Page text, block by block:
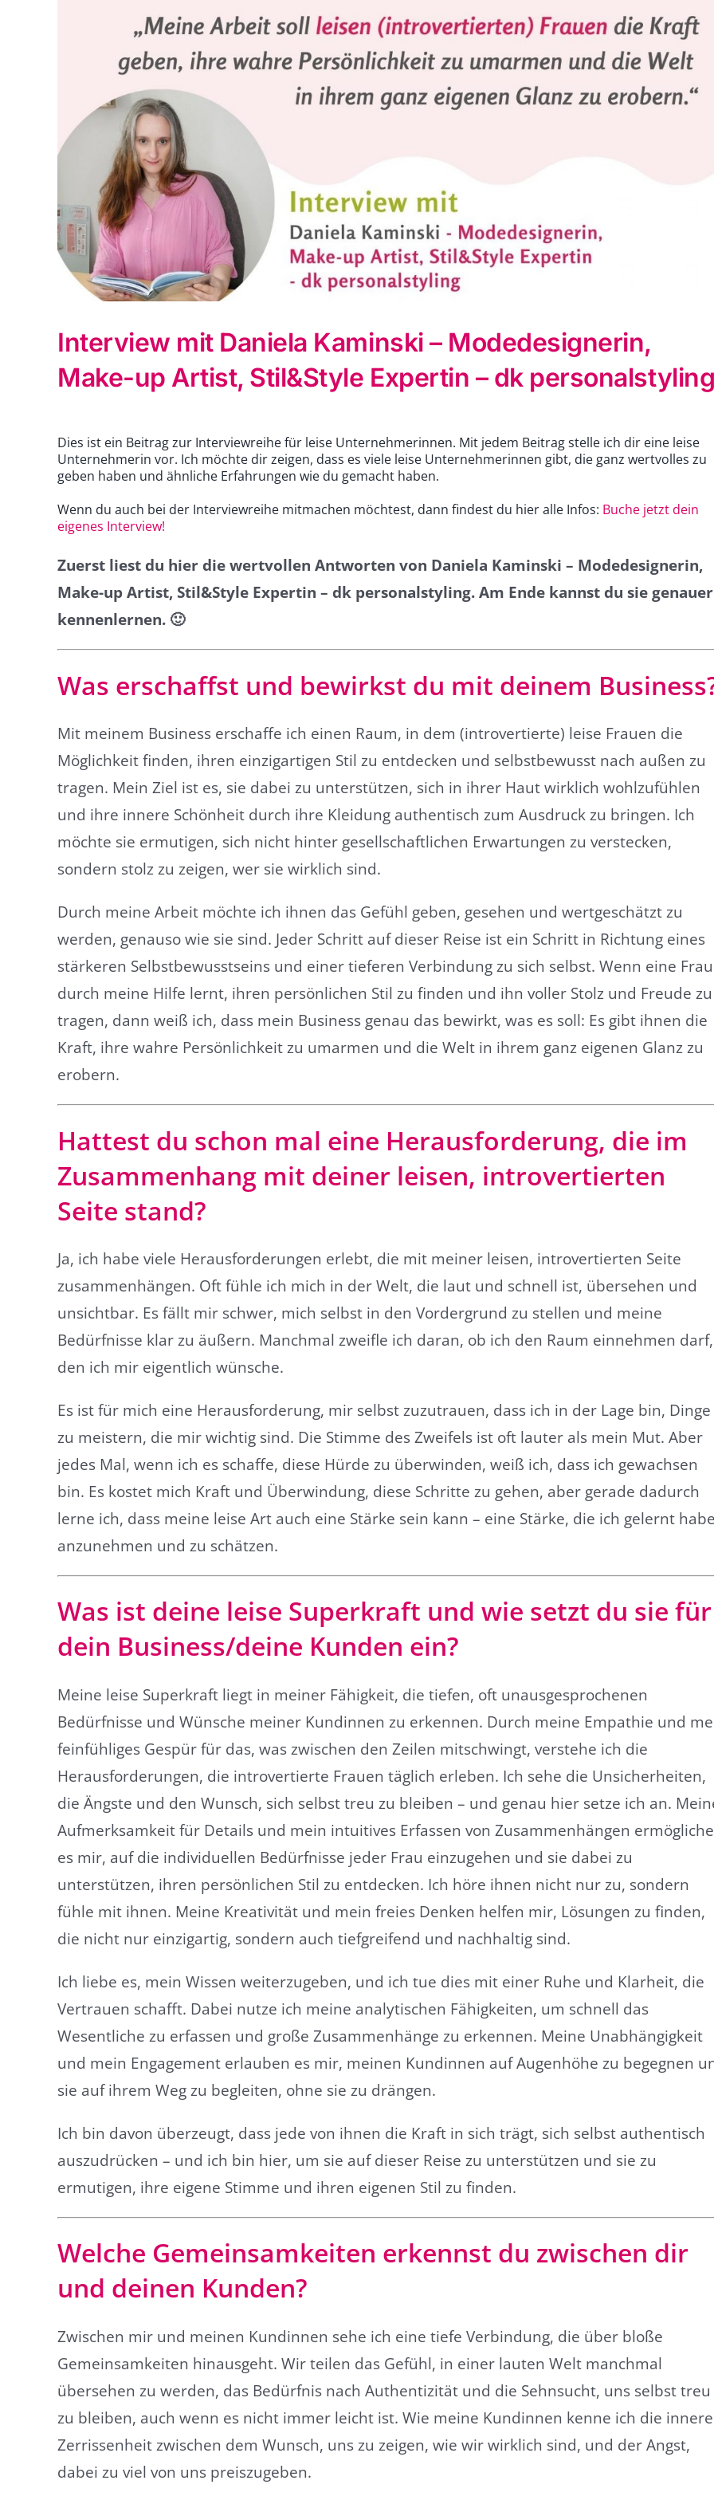
Interview mit Daniela Kaminski – Modedesignerin,
Make-up Artist, Stil&Style Expertin – dk
Dies ist ein Beitrag zur Interviewreihe für leise Unternehmerinnen. Mit jedem Beitrag stelle ich dir eine leise
Unternehmerin vor. Ich möchte dir zeigen, dass es viele leise Unternehmerinnen gibt, die ganz wertvolles zu
geben haben und ähnliche Erfahrungen wie du gemacht haben.
Wenn du auch bei der Interviewreihe mitmachen möchtest, dann findest du hier alle Infos: Buche jetzt dein
eigenes Interview!
Zuerst liest du hier die wertvollen Antworten von Daniela Kaminski – Modedesignerin,
Make-up Artist, Stil&Style Expertin – dk personalstyling. Am Ende kannst du sie genauer
kennenlernen. 🙂
Was erschaffst und bewirkst du mit deinem
Mit meinem Business erschaffe ich einen Raum, in dem (introvertierte) leise Frauen die
Möglichkeit finden, ihren einzigartigen Stil zu entdecken und selbstbewusst nach außen zu
tragen. Mein Ziel ist es, sie dabei zu unterstützen, sich in ihrer Haut wirklich wohlzufühlen
und ihre innere Schönheit durch ihre Kleidung authentisch zum Ausdruck zu bringen. Ich
möchte sie ermutigen, sich nicht hinter gesellschaftlichen Erwartungen zu verstecken,
sondern stolz zu zeigen, wer sie wirklich sind.
Durch meine Arbeit möchte ich ihnen das Gefühl geben, gesehen und wertgeschätzt zu
werden, genauso wie sie sind. Jeder Schritt auf dieser Reise ist ein Schritt in Richtung eines
stärkeren Selbstbewusstseins und einer tieferen Verbindung zu sich selbst. Wenn eine Frau
durch meine Hilfe lernt, ihren persönlichen Stil zu finden und ihn voller Stolz und Freude zu
tragen, dann weiß ich, dass mein Business genau das bewirkt, was es soll: Es gibt ihnen die
Kraft, ihre wahre Persönlichkeit zu umarmen und die Welt in ihrem ganz eigenen Glanz zu
erobern.
Hattest du schon mal eine Herausforderung, die im
Zusammenhang mit deiner leisen, introvertierten
Seite stand?
Ja, ich habe viele Herausforderungen erlebt, die mit meiner leisen, introvertierten Seite
zusammenhängen. Oft fühle ich mich in der Welt, die laut und schnell ist, übersehen und
unsichtbar. Es fällt mir schwer, mich selbst in den Vordergrund zu stellen und meine
Bedürfnisse klar zu äußern. Manchmal zweifle ich daran, ob ich den Raum einnehmen darf,
den ich mir eigentlich wünsche.
Es ist für mich eine Herausforderung, mir selbst zuzutrauen, dass ich in der Lage bin, Dinge
zu meistern, die mir wichtig sind. Die Stimme des Zweifels ist oft lauter als mein Mut. Aber
jedes Mal, wenn ich es schaffe, diese Hürde zu überwinden, weiß ich, dass ich gewachsen
bin. Es kostet mich Kraft und Überwindung, diese Schritte zu gehen, aber gerade dadurch
lerne ich, dass meine leise Art auch eine Stärke sein kann – eine Stärke, die ich gelernt
anzunehmen und zu schätzen.
Was ist deine leise Superkraft und wie setzt du sie für
dein Business/deine Kunden ein?
Meine leise Superkraft liegt in meiner Fähigkeit, die tiefen, oft unausgesprochenen
Bedürfnisse und Wünsche meiner Kundinnen zu erkennen. Durch meine Empathie und
feinfühliges Gespür für das, was zwischen den Zeilen mitschwingt, verstehe ich die
Herausforderungen, die introvertierte Frauen täglich erleben. Ich sehe die Unsicherheiten,
die Ängste und den Wunsch, sich selbst treu zu bleiben – und genau hier setze ich an.
Aufmerksamkeit für Details und mein intuitives Erfassen von Zusammenhängen
es mir, auf die individuellen Bedürfnisse jeder Frau einzugehen und sie dabei zu
unterstützen, ihren persönlichen Stil zu entdecken. Ich höre ihnen nicht nur zu, sondern
fühle mit ihnen. Meine Kreativität und mein freies Denken helfen mir, Lösungen zu finden,
die nicht nur einzigartig, sondern auch tiefgreifend und nachhaltig sind.
Ich liebe es, mein Wissen weiterzugeben, und ich tue dies mit einer Ruhe und Klarheit, die
Vertrauen schafft. Dabei nutze ich meine analytischen Fähigkeiten, um schnell das
Wesentliche zu erfassen und große Zusammenhänge zu erkennen. Meine Unabhängigkeit
und mein Engagement erlauben es mir, meinen Kundinnen auf Augenhöhe zu begegnen
sie auf ihrem Weg zu begleiten, ohne sie zu drängen.
Ich bin davon überzeugt, dass jede von ihnen die Kraft in sich trägt, sich selbst authentisch
auszudrücken – und ich bin hier, um sie auf dieser Reise zu unterstützen und sie zu
ermutigen, ihre eigene Stimme und ihren eigenen Stil zu finden.
Welche Gemeinsamkeiten erkennst du zwischen dir
und deinen Kunden?
Zwischen mir und meinen Kundinnen sehe ich eine tiefe Verbindung, die über bloße
Gemeinsamkeiten hinausgeht. Wir teilen das Gefühl, in einer lauten Welt manchmal
übersehen zu werden, das Bedürfnis nach Authentizität und die Sehnsucht, uns selbst treu
zu bleiben, auch wenn es nicht immer leicht ist. Wie meine Kundinnen kenne ich die innere
Zerrissenheit zwischen dem Wunsch, uns zu zeigen, wie wir wirklich sind, und der Angst,
dabei zu viel von uns preiszugeben.